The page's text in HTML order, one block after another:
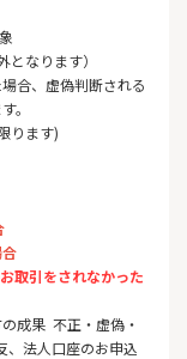
なります）
合、虚偽判断される
。
ります)
取引をされなかった
成果 不正・虚偽・
、法人口座のお申込